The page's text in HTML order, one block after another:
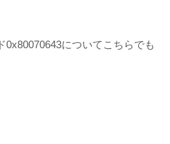
0x80070643についてこちらでも